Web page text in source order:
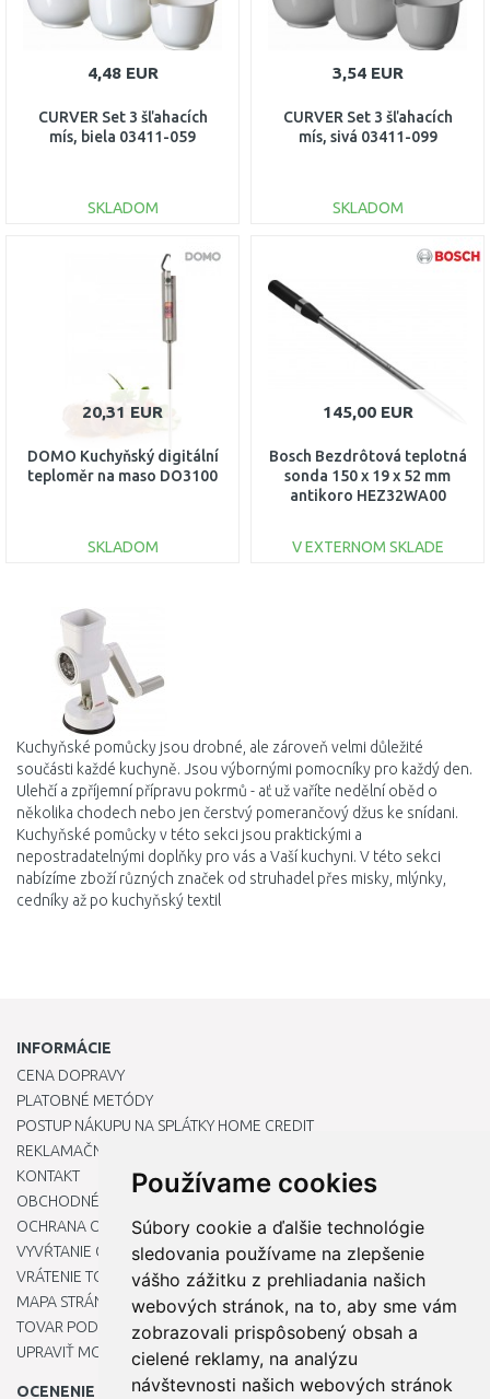
Používame cookies
Súbory cookie a ďalšie technológie
sledovania používame na zlepšenie
vášho zážitku z prehliadania našich
webových stránok, na to, aby sme vám
zobrazovali prispôsobený obsah a
cielené reklamy, na analýzu
návštevnosti našich webových stránok
4,48 EUR
CURVER Set 3 šľahacích
mís, biela 03411-059
SKLADOM
DO KOŠÍKA
3,54 EUR
CURVER Set 3 šľahacích
mís, sivá 03411-099
SKLADOM
DO KOŠÍKA
20,31 EUR
DOMO Kuchyňský digitální
teploměr na maso DO3100
SKLADOM
Porovnať
145,00 EUR
Bosch Bezdrôtová teplotná
sonda 150 x 19 x 52 mm
antikoro HEZ32WA00
V EXTERNOM SKLADE
Kuchyňské pomůcky jsou drobné, ale zároveň velmi důležité
součásti každé kuchyně. Jsou výbornými pomocníky pro každý den.
Ulehčí a zpříjemní přípravu pokrmů - ať už vaříte nedělní oběd o
několika chodech nebo jen čerstvý pomerančový džus ke snídani.
Kuchyňské pomůcky v této sekci jsou praktickými a
nepostradatelnými doplňky pro vás a Vaší kuchyni. V této sekci
nabízíme zboží různých značek od struhadel přes misky, mlýnky,
cedníky až po kuchyňský textil
INFORMÁCIE
CENA DOPRAVY
PLATOBNÉ METÓDY
POSTUP NÁKUPU NA SPLÁTKY HOME CREDIT
REKLAMAČNÝ PORIADOK
KONTAKT
OBCHODNÉ PODMIENKY
OCHRANA OSOBNÝCH ÚDAJOV
VYVŔTANIE OTVORU DO DREZU PRE KUCHYNSKÚ BATÉRIU
VRÁTENIE TOVARU / REKLAMÁCIE
MAPA STRÁNOK
TOVAR PODĽA ZNAČIEK
UPRAVIŤ MOJE PREDVOĽBY COOKIES
OCENENIE